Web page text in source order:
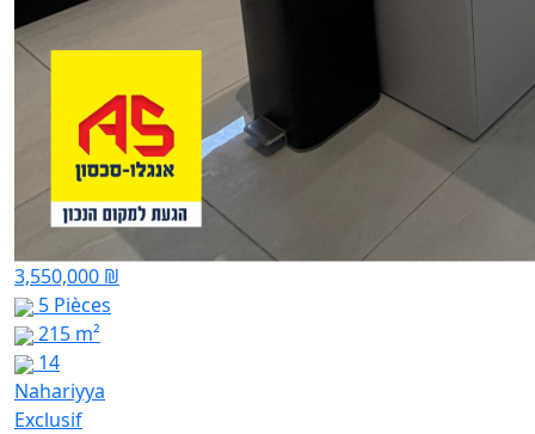
3,550,000 ₪
5 Pièces
215 m²
14
Nahariyya
Exclusif